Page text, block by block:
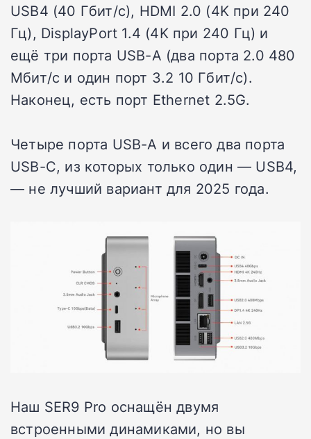
USB4 (40 Гбит/с), HDMI 2.0 (4K при 240
Гц), DisplayPort 1.4 (4K при 240 Гц) и
ещё три порта USB-A (два порта 2.0 480
Мбит/с и один порт 3.2 10 Гбит/с).
Наконец, есть порт Ethernet 2.5G.
Четыре порта USB-A и всего два порта
USB-C, из которых только один — USB4,
— не лучший вариант для 2025 года.
Наш SER9 Pro оснащён двумя
встроенными динамиками, но вы